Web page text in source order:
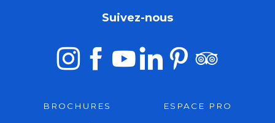
Suivez-nous
BROCHURES ESPACE PRO